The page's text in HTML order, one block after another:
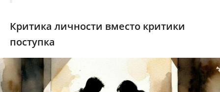
Критика личности вместо критики
поступка